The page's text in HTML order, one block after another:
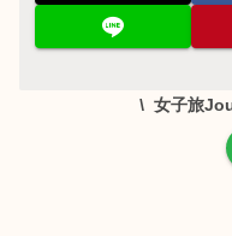
女子旅